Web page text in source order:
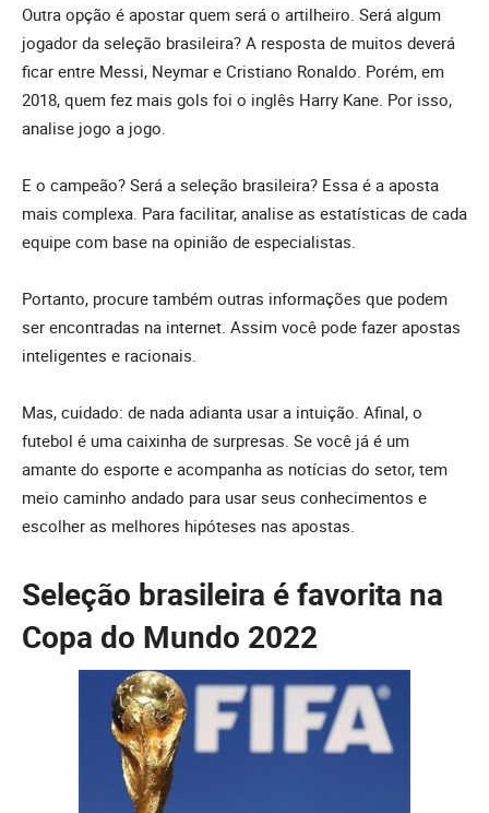
Outra opção é apostar quem será o artilheiro. Será algum
jogador da seleção brasileira? A resposta de muitos deverá
ficar entre Messi, Neymar e Cristiano Ronaldo. Porém, em
2018, quem fez mais gols foi o inglês Harry Kane. Por isso,
analise jogo a jogo.
E o campeão? Será a seleção brasileira? Essa é a aposta
mais complexa. Para facilitar, analise as estatísticas de cada
equipe com base na opinião de especialistas.
Portanto, procure também outras informações que podem
ser encontradas na internet. Assim você pode fazer apostas
inteligentes e racionais.
Mas, cuidado: de nada adianta usar a intuição. Afinal, o
futebol é uma caixinha de surpresas. Se você já é um
amante do esporte e acompanha as notícias do setor, tem
meio caminho andado para usar seus conhecimentos e
escolher as melhores hipóteses nas apostas.
Seleção brasileira é favorita na
Copa do Mundo 2022